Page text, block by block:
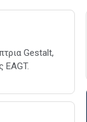
Gestalt,
EAGT.